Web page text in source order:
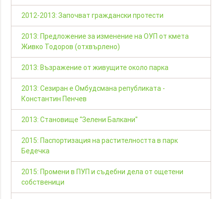
2012-2013: Започват граждански протести
2013: Предложение за изменение на ОУП от кмета
Живко Тодоров (отхвърлено)
2013: Възражение от живущите около парка
2013: Сезиран е Омбудсмана републиката -
Константин Пенчев
2013: Становище "Зелени Балкани"
2015: Паспортизация на растителността в парк
Бедечка
2015: Промени в ПУП и съдебни дела от ощетени
собственици